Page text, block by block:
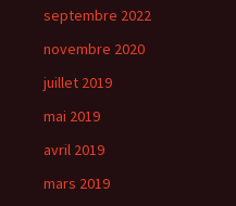
septembre 2022
novembre 2020
juillet 2019
mai 2019
avril 2019
mars 2019